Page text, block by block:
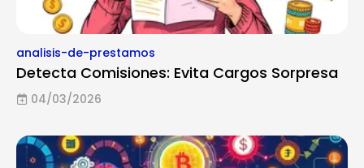
analisis-de-prestamos
Detecta Comisiones: Evita Cargos Sorpresa
04/03/2026